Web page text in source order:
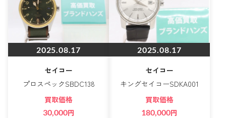
2025.08.17
セイコー
プロスペックSBDC138
買取価格
30,000円
2025.08.17
セイコー
キングセイコーSDKA001
買取価格
180,000円